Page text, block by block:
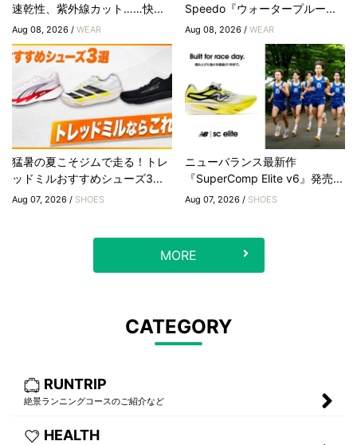
速乾性、紫外線カット……快...
Aug 08, 2026 / WEAR
Speedo『ウォータープルー...
Aug 08, 2026 /WEAR
猛暑の夏こそジムで走る！トレ
ッドミルおすすめシューズ3...
Aug 07, 2026 / SHOES
ニューバランス最新作
『SuperComp Elite v6』発売...
Aug 07, 2026 / SHOES
MORE
CATEGORY
RUNTRIP
絶景ランニングコースのご紹介など
HEALTH